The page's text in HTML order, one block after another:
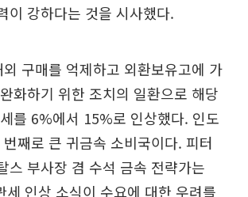
이 강하다는 것을 시사했다.
외 구매를 억제하고 외환보유고에 가
화하기 위한 조치의 일환으로 해당
를 6%에서 15%로 인상했다. 인도
째로 큰 귀금속 소비국이다. 피터
스 부사장 겸 수석 금속 전략가는
세 인상 소식이 수요에 대한 우려를